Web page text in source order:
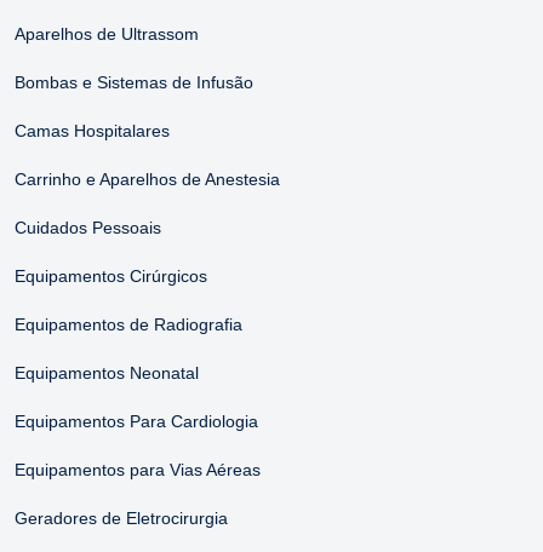
Aparelhos de Ultrassom
Bombas e Sistemas de Infusão
Camas Hospitalares
Carrinho e Aparelhos de Anestesia
Cuidados Pessoais
Equipamentos Cirúrgicos
Equipamentos de Radiografia
Equipamentos Neonatal
Equipamentos Para Cardiologia
Equipamentos para Vias Aéreas
Geradores de Eletrocirurgia